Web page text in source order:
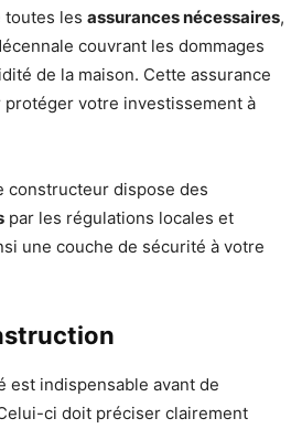
toutes les assurances nécessaires,
couvrant les dommages
de la maison. Cette assurance
votre investissement à
constructeur dispose des
par les régulations locales et
une couche de sécurité à votre
est indispensable avant de
ci doit préciser clairement